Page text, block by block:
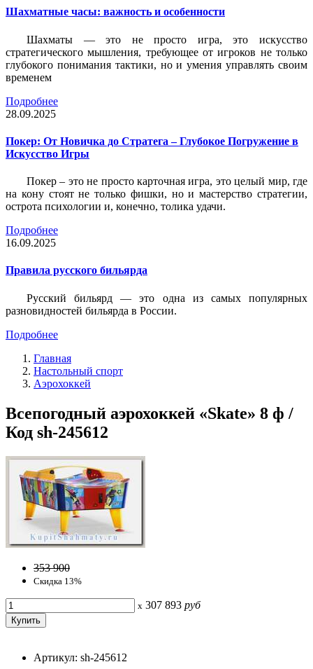
Шахматные часы: важность и особенности
Шахматы — это не просто игра, это искусство
стратегического мышления, требующее от игроков не только
глубокого понимания тактики, но и умения управлять своим
временем
Подробнее
28.09.2025
Покер: От Новичка до Стратега – Глубокое Погружение в
Искусство Игры
Покер – это не просто карточная игра, это целый мир, где
на кону стоят не только фишки, но и мастерство стратегии,
острота психологии и, конечно, толика удачи.
Подробнее
16.09.2025
Правила русского бильярда
Русский бильярд — это одна из самых популярных
разновидностей бильярда в России.
Подробнее
Главная
Настольный спорт
Аэрохоккей
Всепогодный аэрохоккей «Skate» 8 ф /
Код sh-245612
353 900
Скидка 13%
x 307 893 руб
Артикул: sh-245612